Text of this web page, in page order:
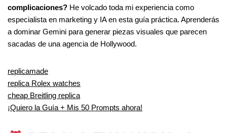
complicaciones? He volcado toda mi experiencia como
especialista en marketing y IA en esta guía práctica. Aprenderás
a dominar Gemini para generar piezas visuales que parecen
sacadas de una agencia de Hollywood.
replicamade
replica Rolex watches
cheap Breitling replica
¡Quiero la Guía + Mis 50 Prompts ahora!